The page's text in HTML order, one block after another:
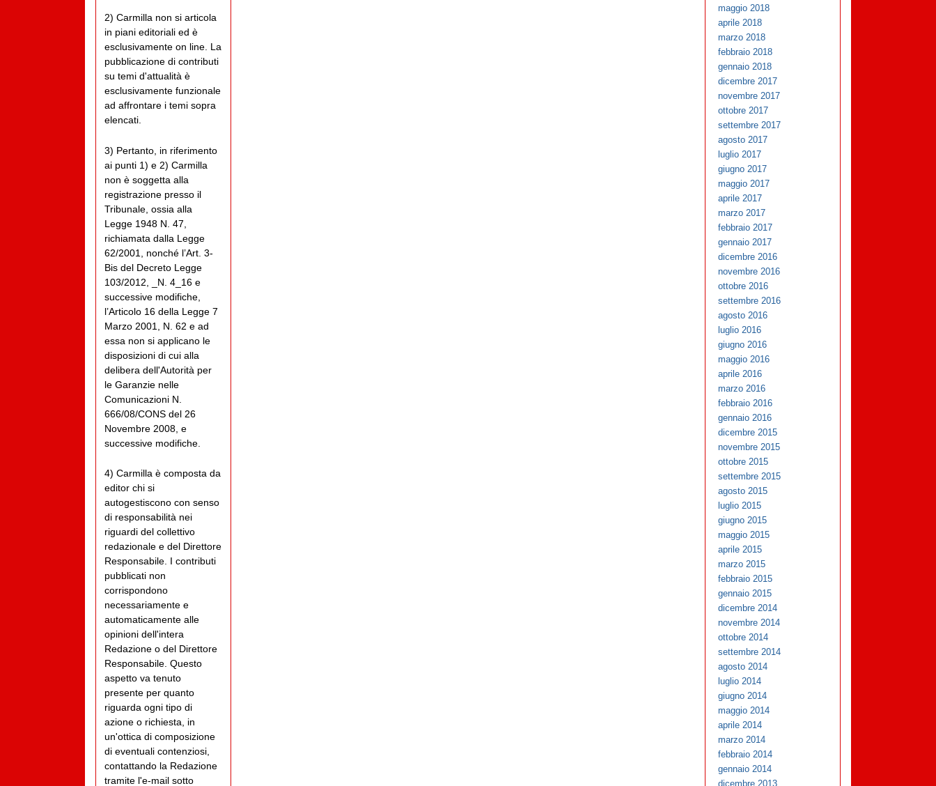
2) Carmilla non si articola
in piani editoriali ed è
esclusivamente on line. La
pubblicazione di contributi
su temi d'attualità è
esclusivamente funzionale
ad affrontare i temi sopra
elencati.
3) Pertanto, in riferimento
ai punti 1) e 2) Carmilla
non è soggetta alla
registrazione presso il
Tribunale, ossia alla
Legge 1948 N. 47,
richiamata dalla Legge
62/2001, nonché l’Art. 3-
Bis del Decreto Legge
103/2012, _N. 4_16 e
successive modifiche,
l’Articolo 16 della Legge 7
Marzo 2001, N. 62 e ad
essa non si applicano le
disposizioni di cui alla
delibera dell'Autorità per
le Garanzie nelle
Comunicazioni N.
666/08/CONS del 26
Novembre 2008, e
successive modifiche.
4) Carmilla è composta da
editor chi si
autogestiscono con senso
di responsabilità nei
riguardi del collettivo
redazionale e del Direttore
Responsabile. I contributi
pubblicati non
corrispondono
necessariamente e
automaticamente alle
opinioni dell'intera
Redazione o del Direttore
Responsabile. Questo
aspetto va tenuto
presente per quanto
riguarda ogni tipo di
azione o richiesta, in
un'ottica di composizione
di eventuali contenziosi,
contattando la Redazione
tramite l'e-mail sotto
maggio 2018
aprile 2018
marzo 2018
febbraio 2018
gennaio 2018
dicembre 2017
novembre 2017
ottobre 2017
settembre 2017
agosto 2017
luglio 2017
giugno 2017
maggio 2017
aprile 2017
marzo 2017
febbraio 2017
gennaio 2017
dicembre 2016
novembre 2016
ottobre 2016
settembre 2016
agosto 2016
luglio 2016
giugno 2016
maggio 2016
aprile 2016
marzo 2016
febbraio 2016
gennaio 2016
dicembre 2015
novembre 2015
ottobre 2015
settembre 2015
agosto 2015
luglio 2015
giugno 2015
maggio 2015
aprile 2015
marzo 2015
febbraio 2015
gennaio 2015
dicembre 2014
novembre 2014
ottobre 2014
settembre 2014
agosto 2014
luglio 2014
giugno 2014
maggio 2014
aprile 2014
marzo 2014
febbraio 2014
gennaio 2014
dicembre 2013